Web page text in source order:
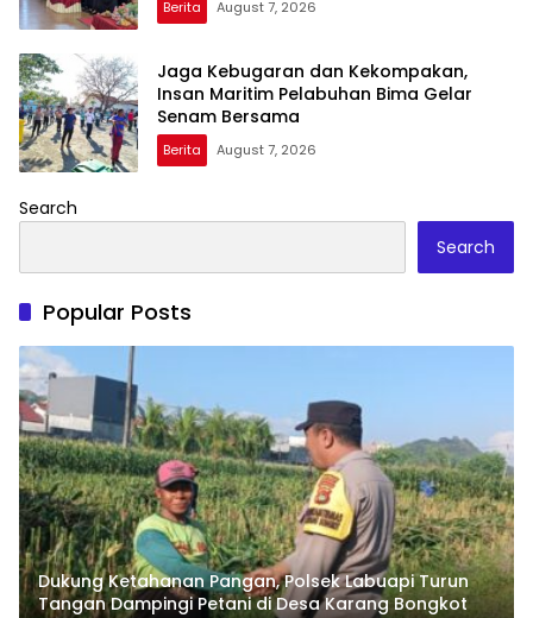
Berita August 7, 2026
Jaga Kebugaran dan Kekompakan,
Insan Maritim Pelabuhan Bima Gelar
Senam Bersama
Berita August 7, 2026
Search
Search
Popular Posts
Dukung Ketahanan Pangan, Polsek Labuapi Turun
Tangan Dampingi Petani di Desa Karang Bongkot